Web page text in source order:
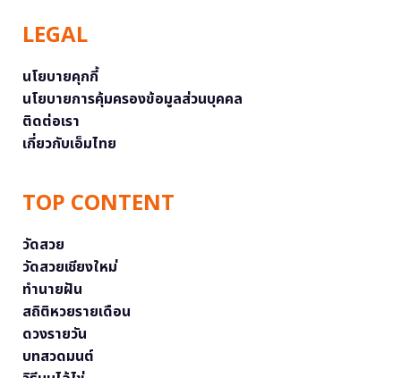
LEGAL
นโยบายคุกกี้
นโยบายการคุ้มครองข้อมูลส่วนบุคคล
ติดต่อเรา
เกี่ยวกับเอ็มไทย
TOP CONTENT
วัดสวย
วัดสวยเชียงใหม่
ทำนายฝัน
สถิติหวยรายเดือน
ดวงรายวัน
บทสวดมนต์